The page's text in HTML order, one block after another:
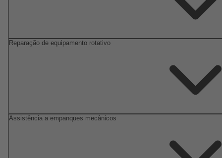
Reparação de equipamento rotativo
Assistência a empanques mecânicos